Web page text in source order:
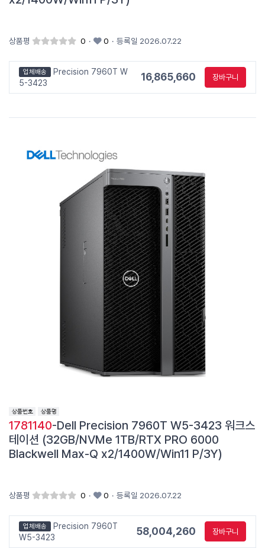
상품평 0 · 0 · 등록일 2026.07.22
업체배송
Precision 7960T W
5-3423
16,865,660 장바구니
1781140-Dell Precision 7960T W5-3423 워크스
테이션 (32GB/NVMe 1TB/RTX PRO 6000
Blackwell Max-Q x2/1400W/Win11 P/3Y)
상품평 0 · 0 · 등록일 2026.07.22
업체배송
Precision 7960T
W5-3423
58,004,260 장바구니